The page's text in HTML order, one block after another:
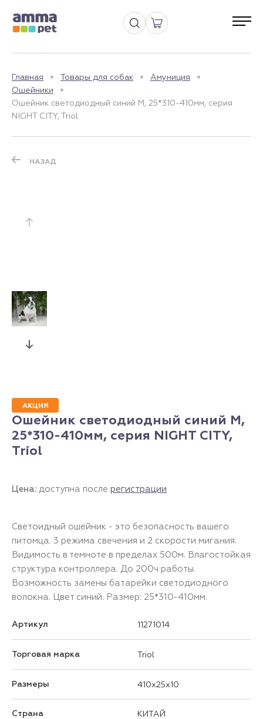
Главная Товары для собак
Амуниция
Ошейники
Ошейник светодиодный синий M, 25*310-410мм, серия
NIGHT CITY, Triol
НАЗАД
АКЦИЯ
Ошейник светодиодный синий M,
25*310-410мм, серия NIGHT CITY,
Triol
Цена: доступна после регистрации
Светоидный ошейник - это безопасность вашего
питомца. 3 режима свечения и 2 скорости мигания.
Видимость в темноте в пределах 500м. Влагостойкая
структура контроллера. До 200ч работы.
Возможность замены батарейки светодиодного
волокна. Цвет синий. Размер: 25*310-410мм.
Артикул 11271014
Торговая марка Triol
Размеры 410x25x10
Страна КИТАЙ